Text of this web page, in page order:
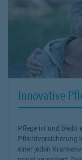
Innovative
Pflege ist und bleibt
Pflichtversicherung
einer jeden